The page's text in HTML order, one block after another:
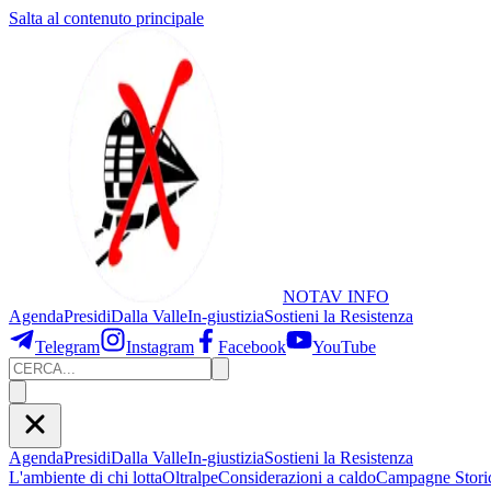
Salta al contenuto principale
NOTAV INFO
AgendaPresidiDalla ValleIn-giustiziaSostieni la Resistenza
Telegram
Instagram Facebook YouTube
AgendaPresidiDalla ValleIn-giustiziaSostieni la Resistenza
L'ambiente di chi lottaOltralpeConsiderazioni a caldoCampagne